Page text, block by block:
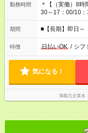
勤務時間
＊【（実働）8
30～17：00/10
期間 ■【長期】即日～
特徴 日払いOK / シフ
気になる！
掲載元企業名